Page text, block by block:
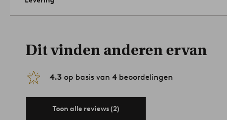
Dit vinden anderen ervan
4.3 op basis van 4 beoordelingen
Toon alle reviews (2)